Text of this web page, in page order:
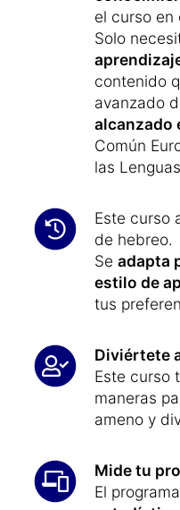
El curso
gratuita.
Con esta
rápida una
el curso en
Solo
aprendizaje
contenido
alcanzado
Común
las
Este curso
Seadapta
estilo de
tus
Este curso
maneras